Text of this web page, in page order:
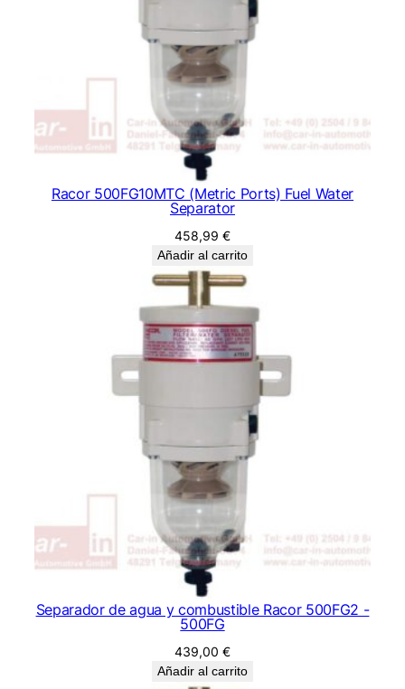
Racor 500FG10MTC (Metric Ports) Fuel Water
Separator
458,99 €
Añadir al carrito
Separador de agua y combustible Racor 500FG2 -
500FG
439,00 €
Añadir al carrito